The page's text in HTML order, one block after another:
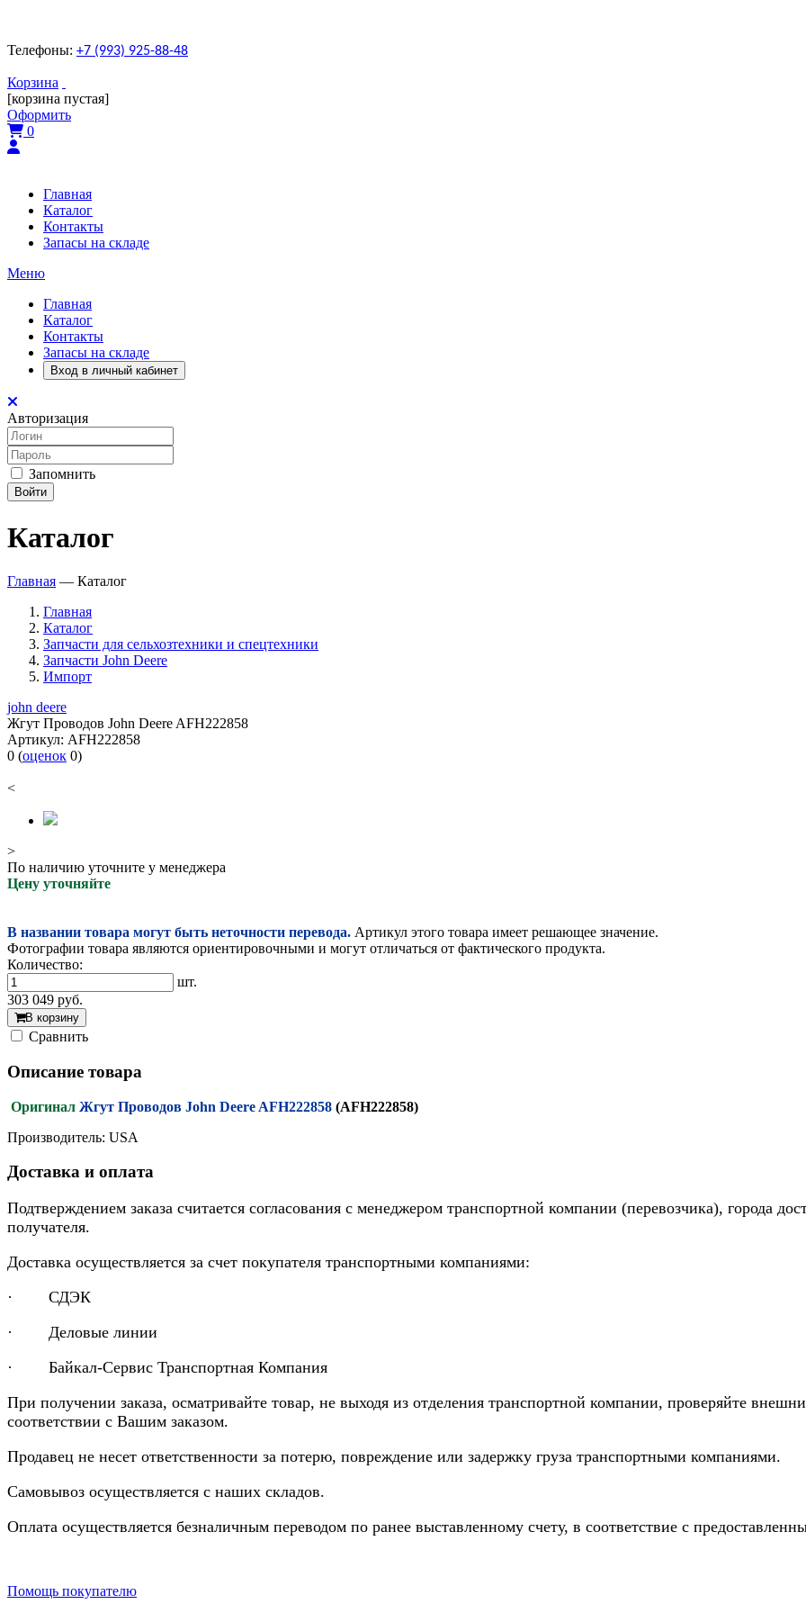
Телефоны: +7 (993) 925-88-48
Корзина
[корзина пустая]
Оформить
0
Главная
Каталог
Контакты
Запасы на складе
Меню
Главная
Каталог
Контакты
Запасы на складе
Вход в личный кабинет
Авторизация
Запомнить
Войти
Каталог
Главная — Каталог
Главная
Каталог
Запчасти для сельхозтехники и спецтехники
Запчасти John Deere
Импорт
john deere
Жгут Проводов John Deere AFH222858
Артикул: AFH222858
0 (оценок 0)
<
>
По наличию уточните у менеджера
Цену уточняйте
В названии товара могут быть неточности перевода. Артикул этого товара имеет решающее значение.
Фотографии товара являются ориентировочными и могут отличаться от фактического продукта.
Количество:
шт.
303 049 руб.
В корзину
Cравнить
Описание товара
Оригинал Жгут Проводов John Deere AFH222858 (AFH222858)
Производитель: USA
Доставка и оплата
Подтверждением заказа считается согласования с менеджером транспортной компании (перевозчика), города
получателя.
Доставка осуществляется за счет покупателя транспортными компаниями:
· СДЭК
· Деловые линии
· Байкал-Сервис Транспортная Компания
При получении заказа, осматривайте товар, не выходя из отделения транспортной компании, проверяйте
соответствии с Вашим заказом.
Продавец не несет ответственности за потерю, повреждение или задержку груза транспортными компаниями.
Самовывоз осуществляется с наших складов.
Оплата осуществляется безналичным переводом по ранее выставленному счету, в соответствие с
Помощь покупателю